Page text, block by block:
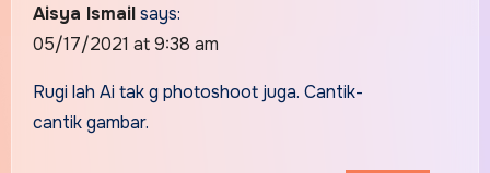
Aisya Ismail says:
05/17/2021 at 9:38 am
Rugi lah Ai tak g photoshoot juga. Cantik-
cantik gambar.